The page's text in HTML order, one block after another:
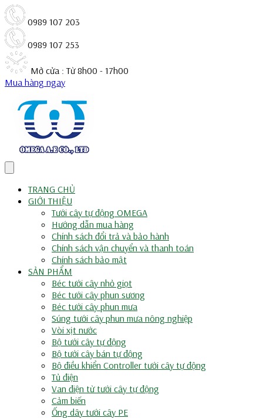
0989 107 203
0989 107 253
Mở cửa : Từ 8h00 - 17h00
Mua hàng ngay
TRANG CHỦ
GIỚI THIỆU
Tưới cây tự động OMEGA
Hướng dẫn mua hàng
Chính sách đổi trả và bảo hành
Chính sách vận chuyển và thanh toán
Chính sách bảo mật
SẢN PHẨM
Béc tưới cây nhỏ giọt
Béc tưới cây phun sương
Béc tưới cây phun mưa
Súng tưới cây phun mưa nông nghiệp
Vòi xịt nước
Bộ tưới cây tự động
Bộ tưới cây bán tự động
Bộ điều khiển Controller tưới cây tự động
Tủ điện
Van điện từ tưới cây tự động
Cảm biến
Ống dây tưới cây PE